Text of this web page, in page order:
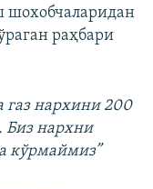
шохобчаларидан
раҳбари
газ нархини 200
Биз нархни
кўрмаймиз”